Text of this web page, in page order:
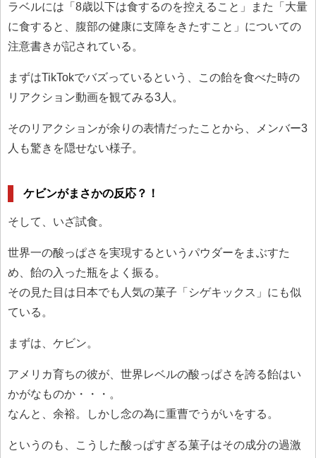
ラベルには「8歳以下は食するのを控えること」また「大量
に食すると、腹部の健康に支障をきたすこと」についての
注意書きが記されている。
まずはTikTokでバズっているという、この飴を食べた時の
リアクション動画を観てみる3人。
そのリアクションが余りの表情だったことから、メンバー3
人も驚きを隠せない様子。
ケビンがまさかの反応？！
そして、いざ試食。
世界一の酸っぱさを実現するというパウダーをまぶすた
め、飴の入った瓶をよく振る。
その見た目は日本でも人気の菓子「シゲキックス」にも似
ている。
まずは、ケビン。
アメリカ育ちの彼が、世界レベルの酸っぱさを誇る飴はい
かがなものか・・・。
なんと、余裕。しかし念の為に重曹でうがいをする。
というのも、こうした酸っぱすぎる菓子はその成分の過激